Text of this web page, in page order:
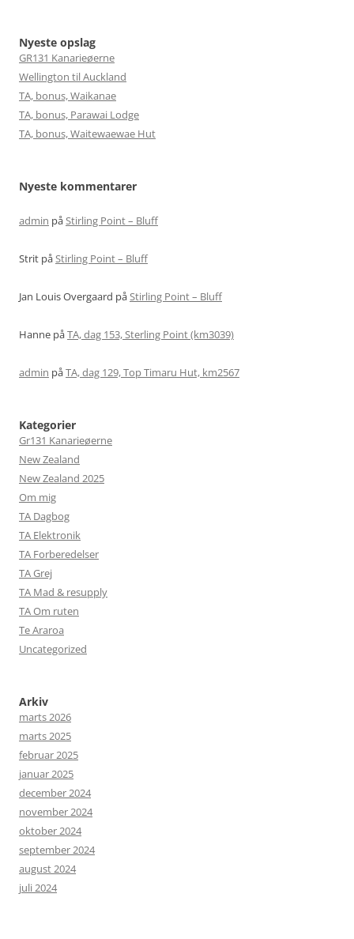
Nyeste opslag
GR131 Kanarieøerne
Wellington til Auckland
TA, bonus, Waikanae
TA, bonus, Parawai Lodge
TA, bonus, Waitewaewae Hut
Nyeste kommentarer
admin påStirling Point – Bluff
Strit påStirling Point – Bluff
Jan Louis Overgaard påStirling Point – Bluff
Hanne påTA, dag 153, Sterling Point (km3039)
admin påTA, dag 129, Top Timaru Hut, km2567
Kategorier
Gr131 Kanarieøerne
New Zealand
New Zealand 2025
Om mig
TA Dagbog
TA Elektronik
TA Forberedelser
TA Grej
TA Mad & resupply
TA Om ruten
Te Araroa
Uncategorized
Arkiv
marts 2026
marts 2025
februar 2025
januar 2025
december 2024
november 2024
oktober 2024
september 2024
august 2024
juli 2024